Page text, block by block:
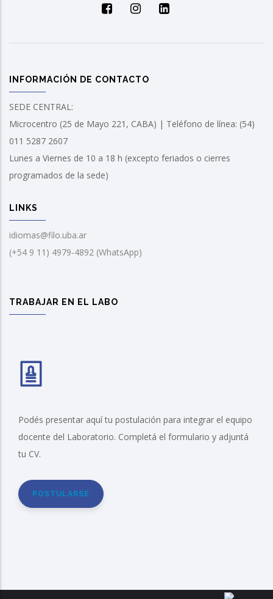
INFORMACIÓN DE CONTACTO
SEDE CENTRAL:
Microcentro (25 de Mayo 221, CABA) | Teléfono de línea: (54)
011 5287 2607
Lunes a Viernes de 10 a 18 h (excepto feriados o cierres
programados de la sede)
LINKS
idiomas@filo.uba.ar
(+54 9 11) 4979-4892 (WhatsApp)
TRABAJAR EN EL LABO
Podés presentar aquí tu postulación para integrar el equipo
docente del Laboratorio. Completá el formulario y adjuntá
tu CV.
POSTULARSE